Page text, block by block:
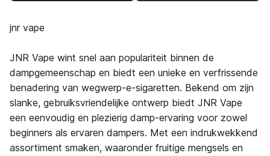
jnr vape
JNR Vape wint snel aan populariteit binnen de
dampgemeenschap en biedt een unieke en verfrissende
benadering van wegwerp-e-sigaretten. Bekend om zijn
slanke, gebruiksvriendelijke ontwerp biedt JNR Vape
een eenvoudig en plezierig damp-ervaring voor zowel
beginners als ervaren dampers. Met een indrukwekkend
assortiment smaken, waaronder fruitige mengsels en